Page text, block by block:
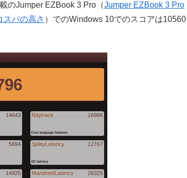
のJumper EZBook 3 Pro（Jumper EZBook 3 Pro
スパの高さ ）でのWindows 10でのスコアは10560